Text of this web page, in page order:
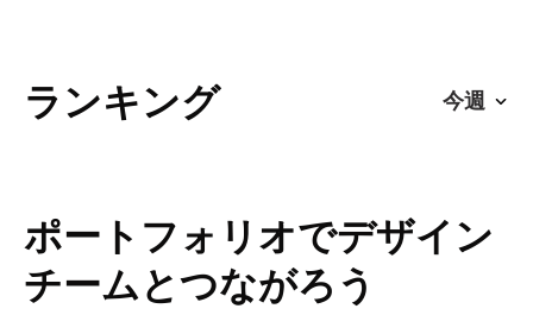
ランキング
ポートフォリオでデザイン
チームとつながろう